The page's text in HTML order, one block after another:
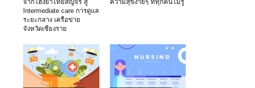
จากโฮงยาไทยสัญจร สู่
Intermediate care การดูแล
ระยะกลาง เครือข่าย
จังหวัดเชียงราย
ความสุขง่ายๆ ที่ทุกคนไม่รู้